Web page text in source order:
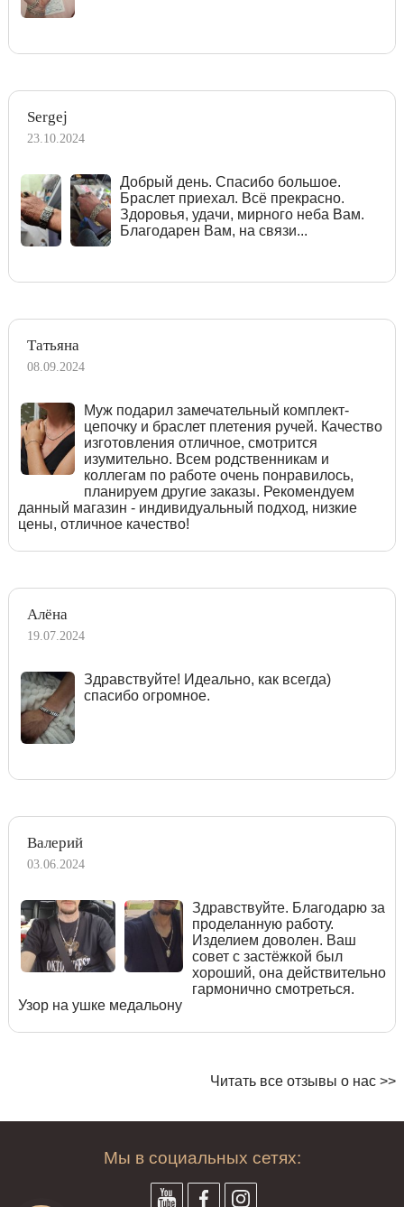
Sergej
23.10.2024
Добрый день. Спасибо большое.
Браслет приехал. Всё прекрасно.
Здоровья, удачи, мирного неба Вам.
Благодарен Вам, на связи...
Татьяна
08.09.2024
Муж подарил замечательный комплект-
цепочку и браслет плетения ручей. Качество
изготовления отличное, смотрится
изумительно. Всем родственникам и
коллегам по работе очень понравилось,
планируем другие заказы. Рекомендуем
данный магазин - индивидуальный подход, низкие
цены, отличное качество!
Алёна
19.07.2024
Здравствуйте! Идеально, как всегда)
спасибо огромное.
Валерий
03.06.2024
Здравствуйте. Благодарю за
проделанную работу.
Изделием доволен. Ваш
совет с застёжкой был
хороший, она действительно
гармонично смотреться.
Узор на ушке медальону
Читать все отзывы о нас >>
Мы в социальных сетях: